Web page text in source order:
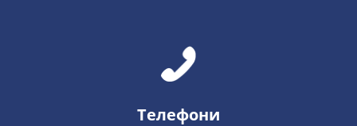
Телефони